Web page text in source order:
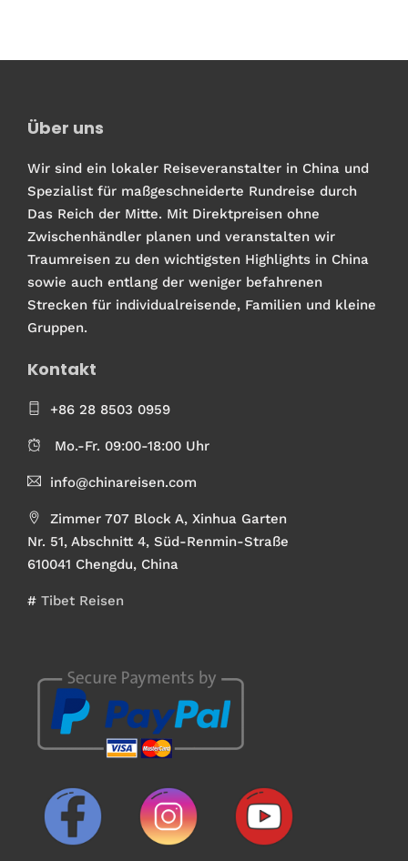
Über uns
Wir sind ein lokaler Reiseveranstalter in China und
Spezialist für maßgeschneiderte Rundreise durch
Das Reich der Mitte. Mit Direktpreisen ohne
Zwischenhändler planen und veranstalten wir
Traumreisen zu den wichtigsten Highlights in China
sowie auch entlang der weniger befahrenen
Strecken für individualreisende, Familien und kleine
Gruppen.
Kontakt
+86 28 8503 0959
Mo.-Fr. 09:00-18:00 Uhr
info@chinareisen.com
Zimmer 707 Block A, Xinhua Garten
Nr. 51, Abschnitt 4, Süd-Renmin-Straße
610041 Chengdu, China
# Tibet Reisen